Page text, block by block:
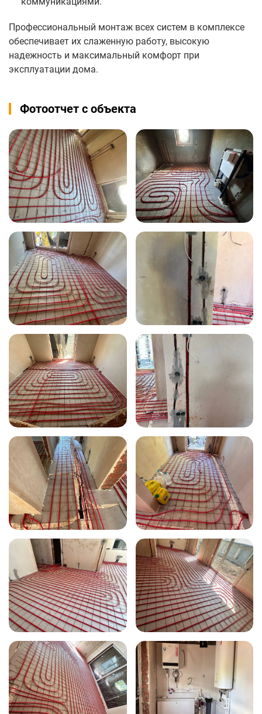
Профессиональный монтаж всех систем в комплексе
обеспечивает их слаженную работу, высокую
надежность и максимальный комфорт при
эксплуатации дома.
Фотоотчет с объекта